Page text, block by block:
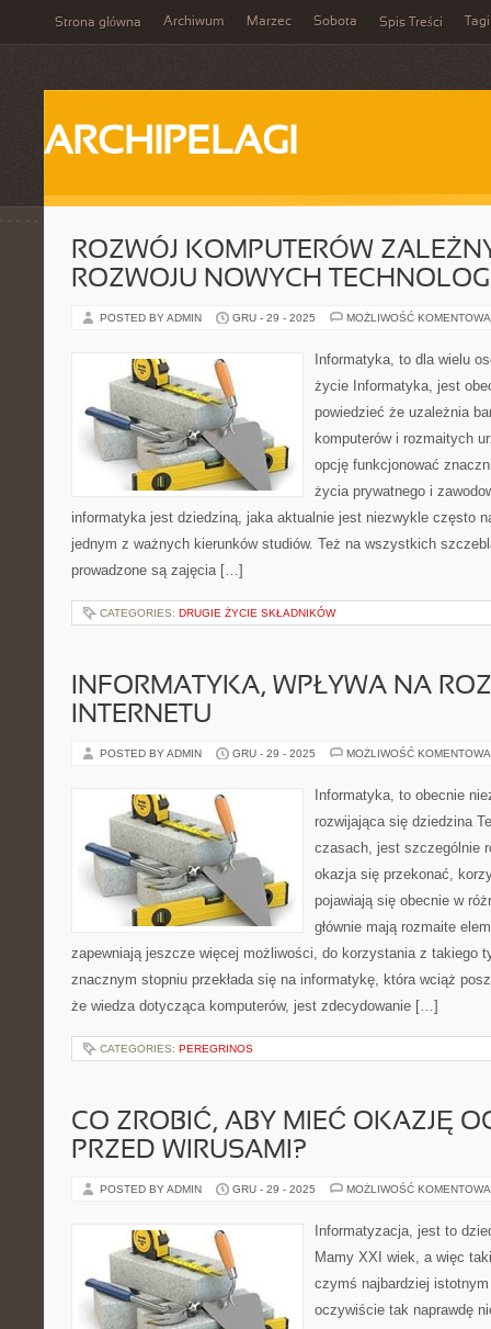
Strona główna Archiwum Marzec Sobota Spis Treści Tagi
ARCHIPELAGI
ROZWÓJ KOMPUTERÓW
ROZWOJU NOWYCH
POSTED BY ADMIN GRU - 29 - 2025 MOŻLIWOŚĆ
Informatyka, to dla wielu
życie Informatyka, jest
powiedzieć że uzależnia
komputerów i rozmaitych
opcję funkcjonować
życia prywatnego i
informatyka jest dziedziną, jaka aktualnie jest niezwykle często
jednym z ważnych kierunków studiów. Też na wszystkich
prowadzone są zajęcia […]
CATEGORIES: DRUGIE ŻYCIE SKŁADNIKÓW
INFORMATYKA, WPŁYWA NA
INTERNETU
POSTED BY ADMIN GRU - 29 - 2025 MOŻLIWOŚĆ
Informatyka, to obecnie
rozwijająca się dziedzina
czasach, jest szczególnie
okazja się przekonać,
pojawiają się obecnie w
głównie mają rozmaite
zapewniają jeszcze więcej możliwości, do korzystania z takiego
znacznym stopniu przekłada się na informatykę, która wciąż
że wiedza dotycząca komputerów, jest zdecydowanie […]
CATEGORIES: PEREGRINOS
CO ZROBIĆ, ABY MIEĆ OKAZJĘ
PRZED WIRUSAMI?
POSTED BY ADMIN GRU - 29 - 2025 MOŻLIWOŚĆ
Informatyzacja, jest to
Mamy XXI wiek, a więc
czymś najbardziej
oczywiście tak naprawdę